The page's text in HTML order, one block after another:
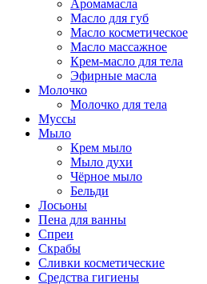
Аромамасла
Масло для губ
Масло косметическое
Масло массажное
Крем-масло для тела
Эфирные масла
Молочко
Молочко для тела
Муссы
Мыло
Крем мыло
Мыло духи
Чёрное мыло
Бельди
Лосьоны
Пена для ванны
Спреи
Скрабы
Сливки косметические
Средства гигиены